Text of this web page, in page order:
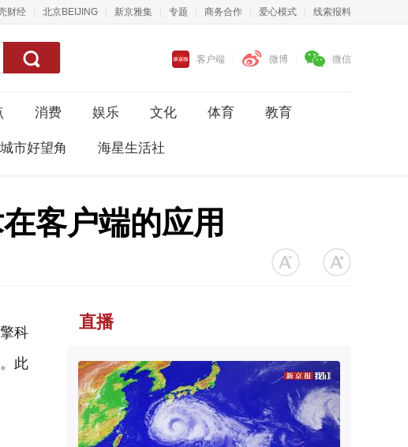
财经 北京BEIJING 新京雅集 专题 商务合作 爱心模式 线索报料
客户端 微博 微信
消费 娱乐 文化 体育 教育
城市好望角 海星生活社
客户端的应用
科
此
直播